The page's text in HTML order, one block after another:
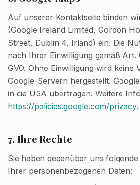
Auf unserer Kontaktseite binden
(Google Ireland Limited, Gordon
Street, Dublin 4, Irland) ein. Die
nach Ihrer Einwilligung gemäß Art.
GVO. Ohne Einwilligung wird keine
Google-Servern hergestellt.
in die USA übertragen. Weitere
https://policies.google.com/privacy.
7. Ihre Rechte
Sie haben gegenüber uns
Ihrer personenbezogenen Daten: